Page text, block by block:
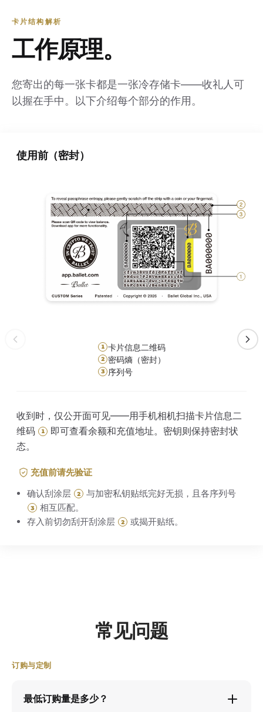
卡片结构解析
工作原理。
您寄出的每一张卡都是一张冷存储卡——收礼人可
以握在手中。以下介绍每个部分的作用。
使用前（密封）
1 卡片信息二维码
2 密码熵（密封）
3 序列号
收到时，仅公开面可见——用手机相机扫描卡片信息二
维码
1
即可查看余额和充值地址。密钥则保持密封状
态。
充值前请先验证
确认刮涂层
2 与加密私钥贴纸完好无损，且各序列号
3
相互匹配。
存入前切勿刮开刮涂层
2 或揭开贴纸。
常见问题
订购与定制
最低订购量是多少？